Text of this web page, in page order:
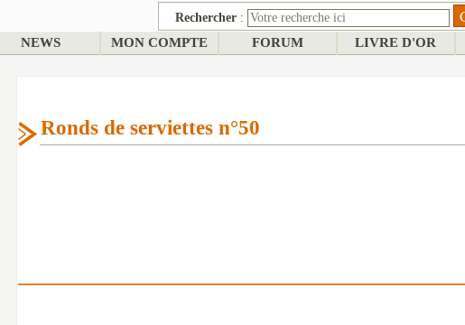
Rechercher :
NEWS MON COMPTE FORUM LIVRE D'OR
Ronds de serviettes n°50